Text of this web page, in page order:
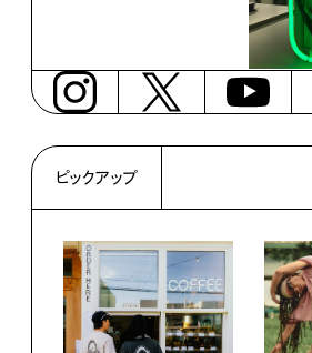
ピックアップ